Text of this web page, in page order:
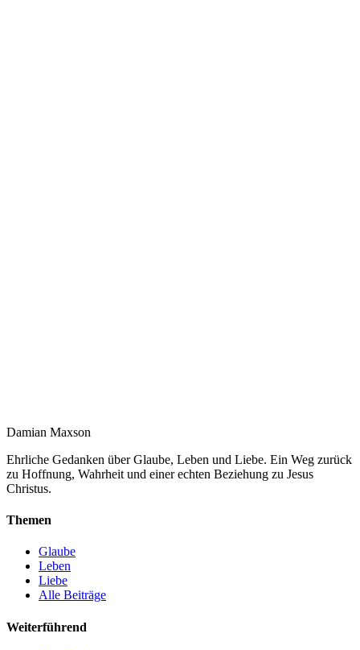
Damian Maxson
Ehrliche Gedanken über Glaube, Leben und Liebe. Ein Weg zurück
zu Hoffnung, Wahrheit und einer echten Beziehung zu Jesus
Christus.
Themen
Glaube
Leben
Liebe
Alle Beiträge
Weiterführend